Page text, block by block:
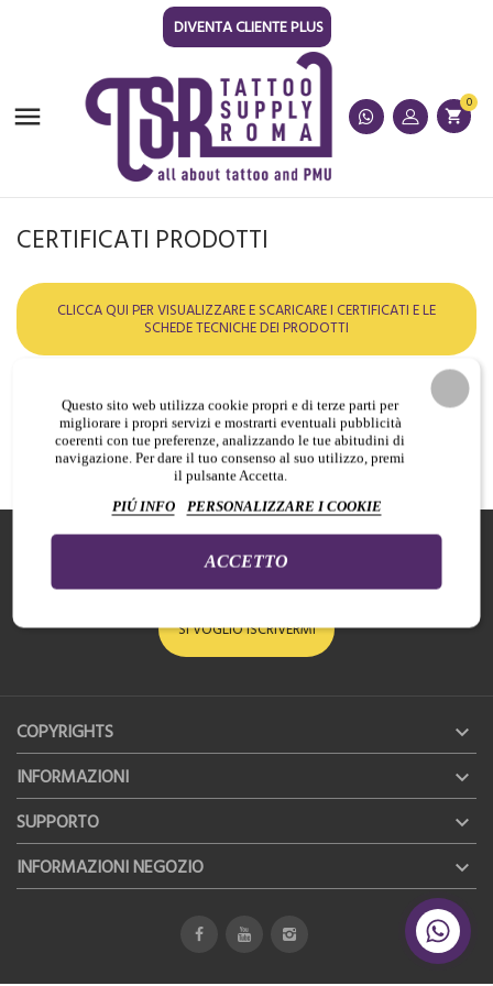
DIVENTA CLIENTE PLUS
 shopping_cart
0
CERTIFICATI PRODOTTI
CLICCA QUI PER VISUALIZZARE E SCARICARE I CERTIFICATI E LE
SCHEDE TECNICHE DEI PRODOTTI
I certificati e le schede tecniche non presenti al precedente
link, possono essere richieste inviando una mail
atsr@tattoosupplyroma.it
ISCRIVITI ALLA NEWSLETTER
Per essere sempre aggiornato su novità e promozioni
SI VOGLIO ISCRIVERMI
COPYRIGHTS 
INFORMAZIONI 
SUPPORTO 
INFORMAZIONI NEGOZIO 
Questo sito web utilizza cookie propri e di terze parti per
migliorare i propri servizi e mostrarti eventuali pubblicità
coerenti con tue preferenze, analizzando le tue abitudini di
navigazione. Per dare il tuo consenso al suo utilizzo, premi
il pulsante Accetta.
PIÚ INFO
PERSONALIZZARE I COOKIE
ACCETTO